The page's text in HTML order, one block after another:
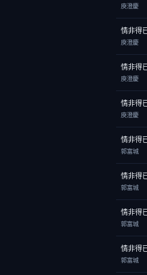
庾澄慶
情非得
庾澄慶
情非得
庾澄慶
情非得
庾澄慶
情非得
郭富城
情非得
郭富城
情非得
郭富城
情非得
郭富城